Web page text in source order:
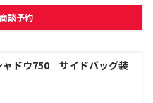
談予約
ャドウ750 サイドバッグ装